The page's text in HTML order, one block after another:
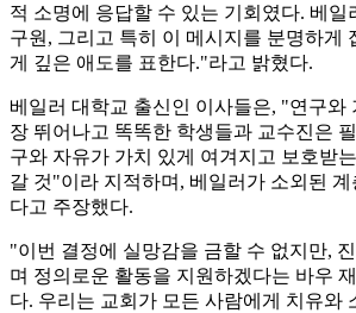
적 소명에 응답할 수 있는 기회였다. 베일
구원, 그리고 특히 이 메시지를 분명하게
게 깊은 애도를 표한다."라고 밝혔다.
베일러 대학교 출신인 이사들은, "연구와
장 뛰어나고 똑똑한 학생들과 교수진은
구와 자유가 가치 있게 여겨지고 보호받
갈 것"이라 지적하며, 베일러가 소외된
다고 주장했다.
"이번 결정에 실망감을 금할 수 없지만,
며 정의로운 활동을 지원하겠다는 바우
다. 우리는 교회가 모든 사람에게 치유와